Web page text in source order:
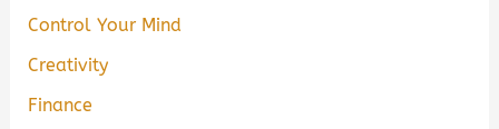
Control Your Mind
Creativity
Finance